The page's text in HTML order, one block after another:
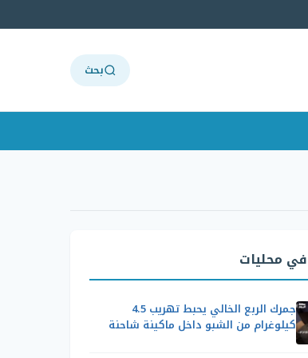
بحث
محليات
جمرك الربع الخالي يحبط تهريب 4.5
كيلوغرام من الشبو داخل ماكينة شاحنة